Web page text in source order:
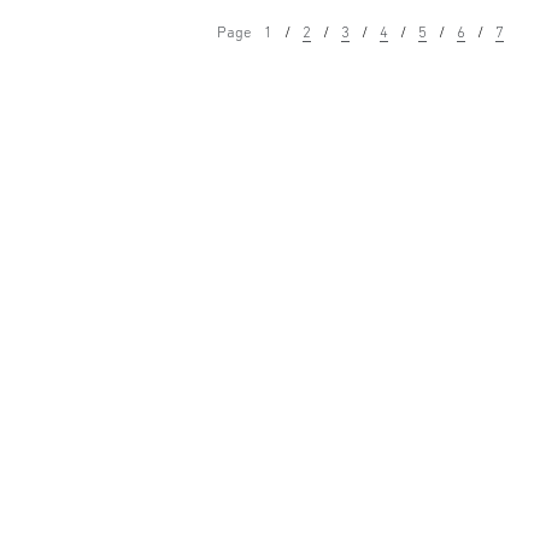
Page 1 2 3 4 5 6 7